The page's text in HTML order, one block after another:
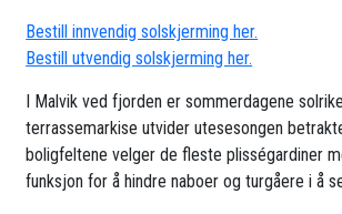
Bestill innvendig solskjerming her.
Bestill utvendig solskjerming her.
I Malvik ved fjorden er sommerdagene
terrassemarkise utvider utesesongen
boligfeltene velger de fleste plisségardiner
funksjon for å hindre naboer og turgåere i å